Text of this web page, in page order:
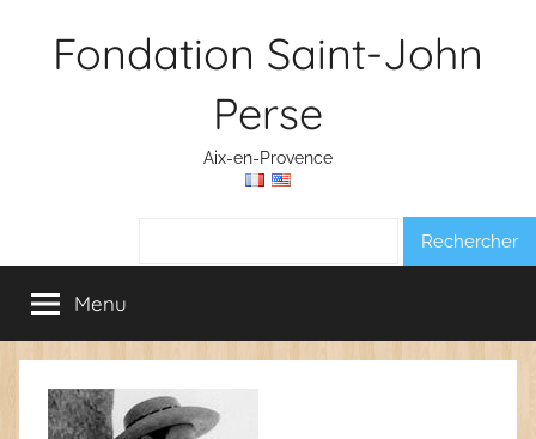
Fondation Saint-John
Perse
Aix-en-Provence
Menu